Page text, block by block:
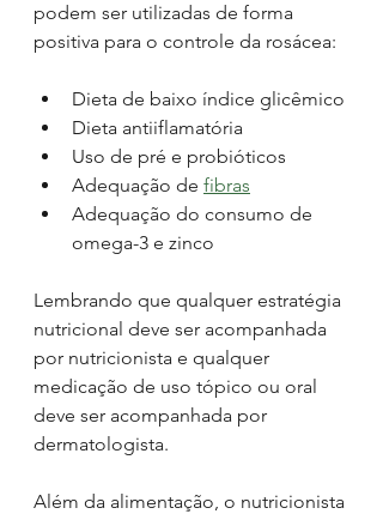
podem ser utilizadas de forma
positiva para o controle da rosácea:
Dieta de baixo índice glicêmico
Dieta antiiflamatória
Uso de pré e probióticos
Adequação de fibras
Adequação do consumo de
omega-3 e zinco
Lembrando que qualquer estratégia
nutricional deve ser acompanhada
por nutricionista e qualquer
medicação de uso tópico ou oral
deve ser acompanhada por
dermatologista.
Além da alimentação, o nutricionista